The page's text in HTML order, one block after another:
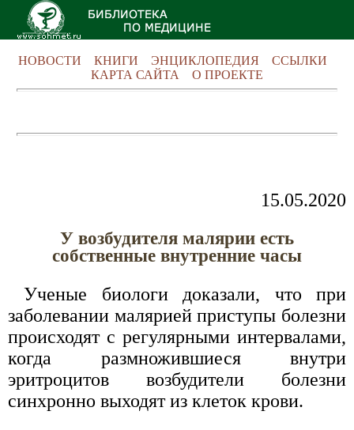
НОВОСТИ КНИГИ ЭНЦИКЛОПЕДИЯ
ССЫЛКИ
КАРТА САЙТА
О ПРОЕКТЕ
15.05.2020
У возбудителя малярии есть
собственные внутренние часы
Ученые биологи доказали, что при
заболевании малярией приступы болезни
происходят с регулярными интервалами,
когда размножившиеся внутри
эритроцитов возбудители болезни
синхронно выходят из клеток крови.